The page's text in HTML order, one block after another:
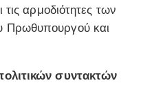
αρμοδιότητες των
και
συντακτών